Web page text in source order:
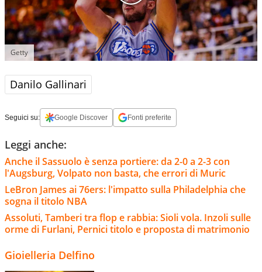
Getty
Danilo Gallinari
Seguici su: Google Discover Fonti preferite
Leggi anche:
Anche il Sassuolo è senza portiere: da 2-0 a 2-3 con
l'Augsburg, Volpato non basta, che errori di Muric
LeBron James ai 76ers: l'impatto sulla Philadelphia che
sogna il titolo NBA
Assoluti, Tamberi tra flop e rabbia: Sioli vola. Inzoli sulle
orme di Furlani, Pernici titolo e proposta di matrimonio
Gioielleria Delfino